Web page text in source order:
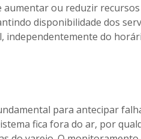
ou reduzir
disponibilidade dos
independentemente do
para antecipar
fica fora do ar, por